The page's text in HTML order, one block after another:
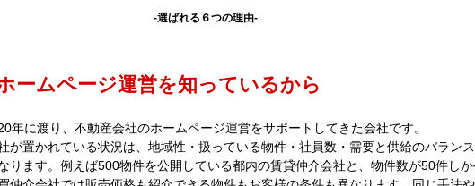
-選ばれる６つの理由-
ームページ運営を知っているから
年に渡り、不動産会社のホームページ運営をサポートしてきた会社です。
が置かれている状況は、地域性・扱っている物件・社員数・需要と供給のバラン
ります。例えば500物件を公開している都内の賃貸仲介会社と、物件数が50件し